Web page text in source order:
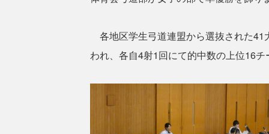
各地区学生弓道連盟から選抜された41
われ、各自4射1回にて的中数の上位16